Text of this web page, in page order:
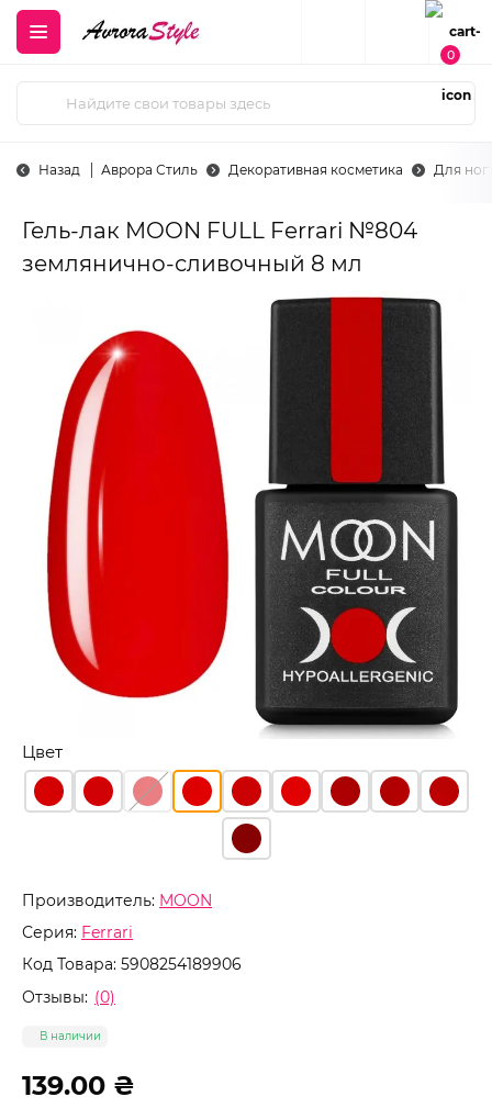
0
Назад Аврора Стиль Декоративная косметика Для
Гель-лак MOON FULL Ferrari №804
землянично-сливочный 8 мл
Производитель: MOON
Серия: Ferrari
Код Товара: 5908254189906
Отзывы: (0)
В наличии
Цвет
139.00 ₴